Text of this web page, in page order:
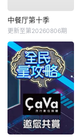
中餐厅第十季
更新至第20260806期